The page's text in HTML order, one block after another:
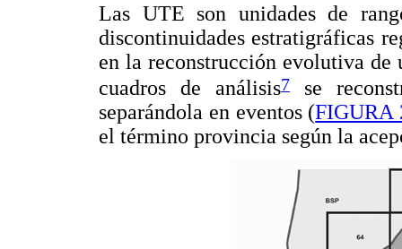
Las UTE son unidades de
discontinuidades estratigráficas
en la reconstrucción evolutiva
cuadros de análisis7 se
separándola en eventos (FIGURA
el término provincia según la